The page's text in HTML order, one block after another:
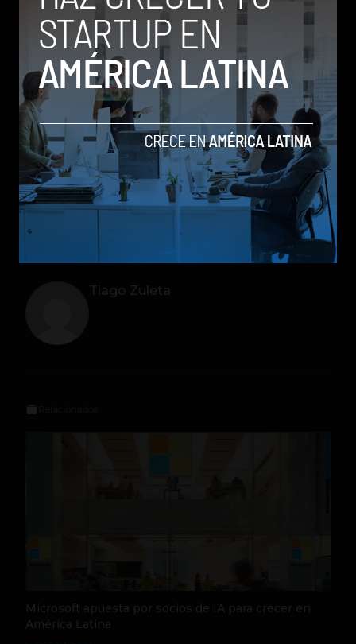
facebook redes sociales twitter
Tiago Zuleta
Microsoft apuesta por socios de IA para crecer en
América Latina